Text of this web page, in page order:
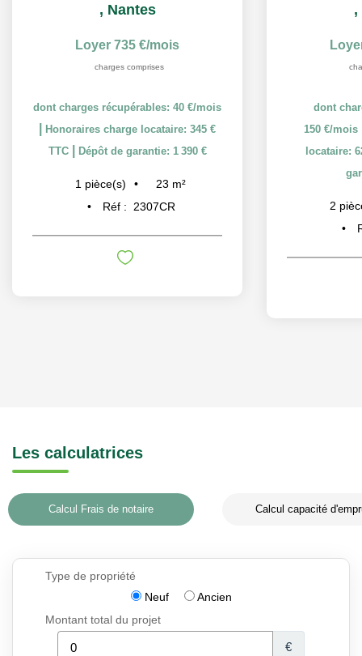
, Nantes
Loyer 735 €/mois
charges comprises
dont charges récupérables: 40 €/mois
Honoraires charge locataire: 345 €
TTC
Dépôt de garantie: 1 390 €
1 pièce(s) 23 m²
Réf :
2307CR
,
dont
150 €/mois
locataire:
2
Les calculatrices
Calcul Frais de notaire Calcul capacité